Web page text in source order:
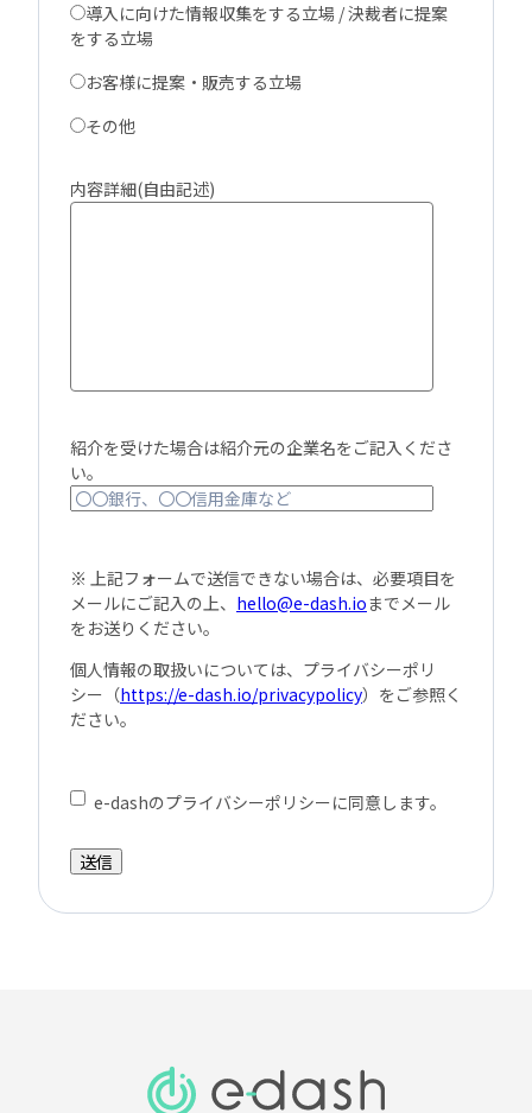
導入に向けた情報収集をする立場 / 決裁者に提案
をする立場
お客様に提案・販売する立場
その他
内容詳細(自由記述)
紹介を受けた場合は紹介元の企業名をご記入くださ
い。
※ 上記フォームで送信できない場合は、必要項目を
メールにご記入の上、 hello@e-dash.ioまでメール
をお送りください。
個人情報の取扱いについては、プライバシーポリ
シー（https://e-dash.io/privacypolicy）をご参照く
ださい。
e-dashのプライバシーポリシーに同意します。